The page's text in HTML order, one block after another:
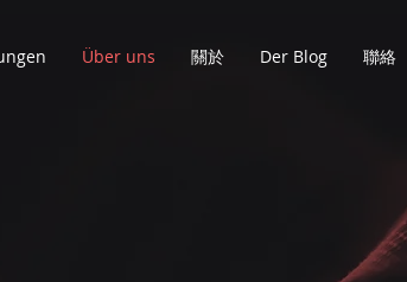
Über uns 關於 Der Blog 聯絡